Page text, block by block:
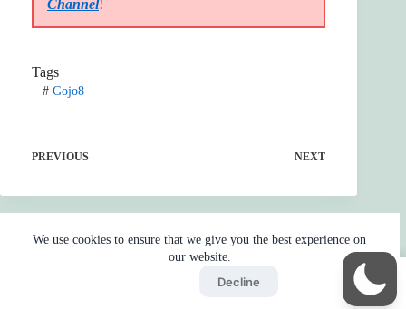
We use cookies to ensure that we give you the best experience on
our website.
Decline
Channel!
Tags
#Gojo8
PREVIOUS NEXT
Skip Ads